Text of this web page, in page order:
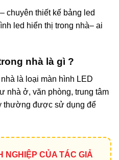
chuyên thiết kế bảng led
led hiển thị trong nhà– ai
nhà là gì ?
là loại màn hình LED
nhà ở, văn phòng, trung tâm
thường được sử dụng để
NGHIỆP CỦA TÁC GIẢ